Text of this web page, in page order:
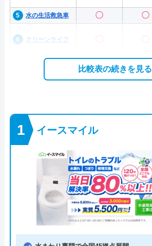
水の生活救急車 〇 〇
クリーンライフ 〇 〇
比較表の続きを見る
イースマイル